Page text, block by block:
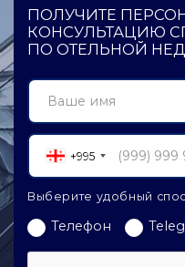
ПОЛУЧИТЕ
КОНСУЛЬТАЦИЮ
ПО ОТЕЛЬНОЙ
+995
Выберите удобный
Телефон